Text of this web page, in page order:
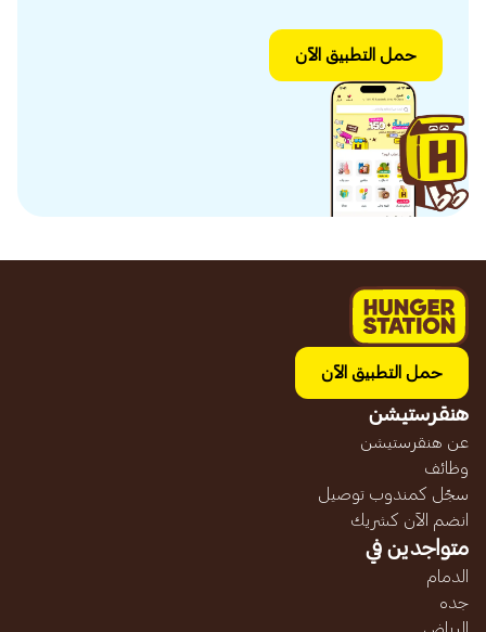
حمل التطبيق الآن
حمل التطبيق الآن
هنقرستيشن
عن هنقرستيشن
وظائف
سجّل كمندوب توصيل
انضم الآن كشريك
متواجدين في
الدمام
جده